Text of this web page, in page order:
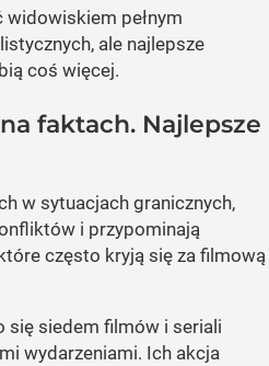
widowiskiem pełnym
ale najlepsze
coś więcej.
faktach. Najlepsze
w sytuacjach granicznych,
i przypominają
często kryją się za filmową
się siedem filmów i seriali
wydarzeniami. Ich akcja